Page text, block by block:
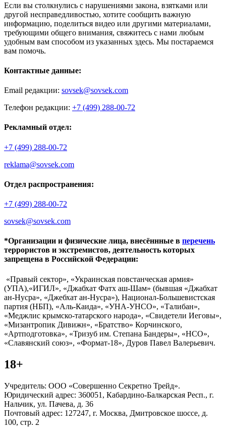
Если вы столкнулись с нарушениями закона, взятками или
другой несправедливостью, хотите сообщить важную
информацию, поделиться видео или другими материалами,
требующими общего внимания, свяжитесь с нами любым
удобным вам способом из указанных здесь. Мы постараемся
вам помочь.
Контактные данные:
Email редакции: sovsek@sovsek.com
Телефон редакции: +7 (499) 288-00-72
Рекламный отдел:
+7 (499) 288-00-72
reklama@sovsek.com
Отдел распространения:
+7 (499) 288-00-72
sovsek@sovsek.com
*Организации и физические лица, внесённные в перечень
террористов и экстремистов, деятельность которых
запрещена в Российской Федерации:
«Правый сектор», «Украинская повстанческая армия»
(УПА),«ИГИЛ», «Джабхат Фатх аш-Шам» (бывшая «Джабхат
ан-Нусра», «Джебхат ан-Нусра»), Национал-Большевистская
партия (НБП), «Аль-Каида», «УНА-УНСО», «Талибан»,
«Меджлис крымско-татарского народа», «Свидетели Иеговы»,
«Мизантропик Дивижн», «Братство» Корчинского,
«Артподготовка», «Тризуб им. Степана Бандеры», «НСО»,
«Славянский союз», «Формат-18», Дуров Павел Валерьевич.
18+
Учредитель: ООО «Совершенно Секретно Трейд».
Юридический адрес: 360051, Кабардино-Балкарская Респ., г.
Нальчик, ул. Пачева, д. 36
Почтовый адрес: 127247, г. Москва, Дмитровское шоссе, д.
100, стр. 2